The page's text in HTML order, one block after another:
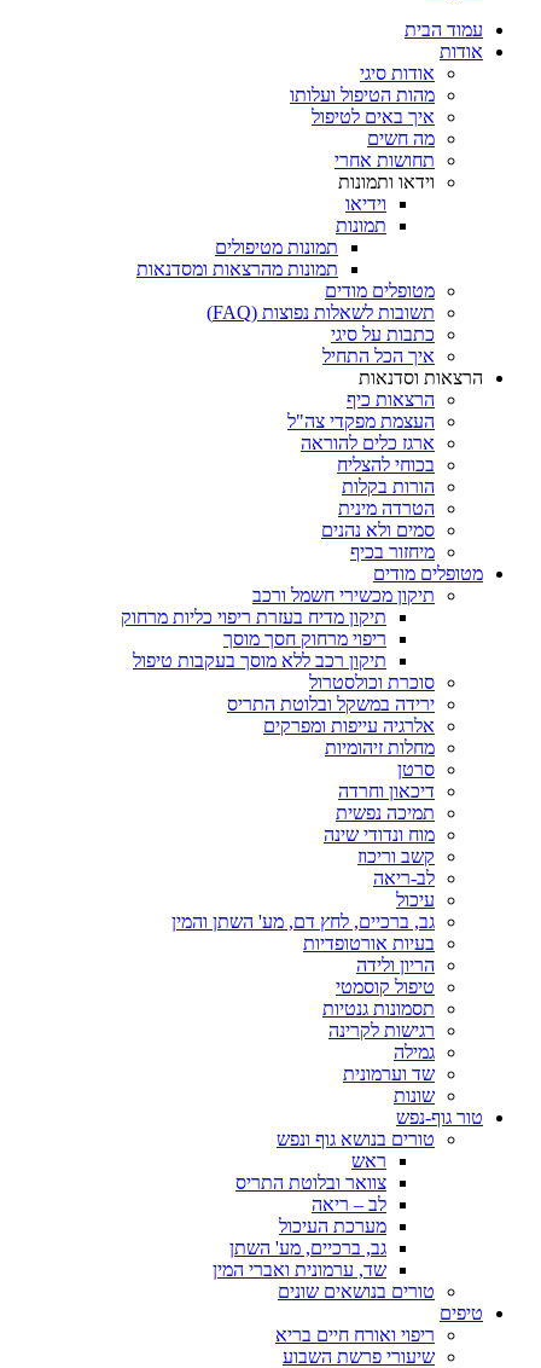
עמוד הבית
אודות
אודות סיגי
מהות הטיפול ועלותו
איך באים לטיפול
מה חשים
תחושות אחרי
וידאו ותמונות
וידיאו
תמונות
תמונות מטיפולים
תמונות מהרצאות ומסדנאות
מטופלים מודים
תשובות לשאלות נפוצות (FAQ)
כתבות על סיגי
איך הכל התחיל
הרצאות וסדנאות
הרצאות כיף
העצמת מפקדי צה"ל
ארגז כלים להוראה
בכוחי להצליח
הורות בקלות
הטרדה מינית
סמים ולא נהנים
מיחזור בכיף
מטופלים מודים
תיקון מכשירי חשמל ורכב
תיקון מדיח בעזרת ריפוי כליות מרחוק
ריפוי מרחוק חסך מוסך
תיקון רכב ללא מוסך בעקבות טיפול
סוכרת וכולסטרול
ירידה במשקל ובלוטת התריס
אלרגיה עייפות ומפרקים
מחלות זיהומיות
סרטן
דיכאון וחרדה
תמיכה נפשית
מוח ונדודי שינה
קשב וריכוז
לב-ריאה
עיכול
גב, ברכיים, לחץ דם, מע' השתן והמין
בעיות אורטופדיות
הריון ולידה
טיפול קוסמטי
תסמונות גנטיות
רגישות לקרינה
גמילה
שד וערמונית
שונות
טור גוף-נפש
טורים בנושא גוף ונפש
ראש
צוואר ובלוטת התריס
לב – ריאה
מערכת העיכול
גב, ברכיים, מע' השתן
שד, ערמונית ואברי המין
טורים בנושאים שונים
טיפים
ריפוי ואורח חיים בריא
שיעורי פרשת השבוע